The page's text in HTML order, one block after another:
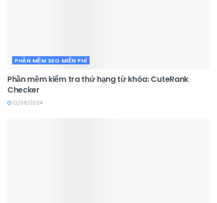
PHẦN MỀM SEO MIỄN PHÍ
Phần mềm kiểm tra thứ hạng từ khóa: CuteRank
Checker
12/08/2024